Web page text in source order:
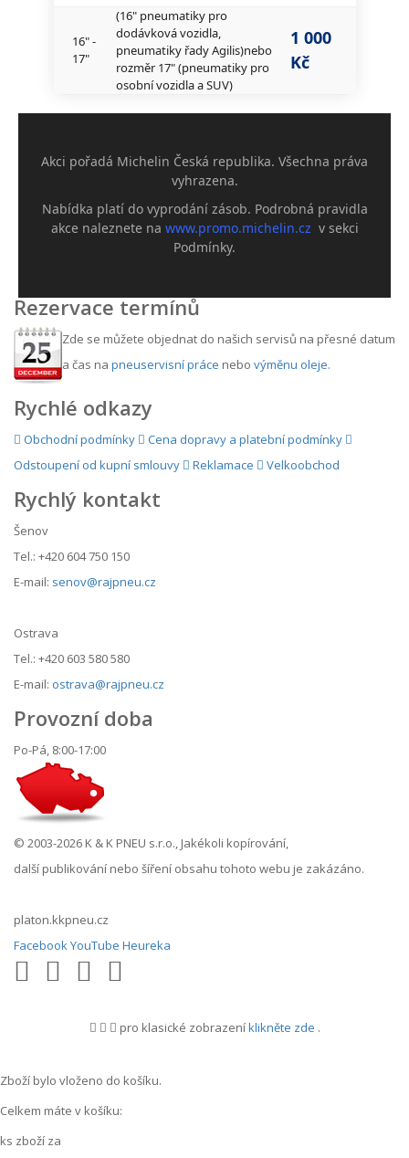
16" -
17"
(16" pneumatiky pro
dodávková vozidla,
pneumatiky řady Agilis)nebo
rozměr 17" (pneumatiky pro
osobní vozidla a SUV)
1 000
Kč
Akci pořadá Michelin Česká republika. Všechna práva
vyhrazena.
Nabídka platí do vyprodání zásob. Podrobná pravidla
akce naleznete na www.promo.michelin.cz v sekci
Podmínky.
Rezervace termínů
Zde se můžete objednat do našich servisů na přesné datum
a čas na pneuservisní práce nebo výměnu oleje.
Rychlé odkazy
Obchodní podmínky
Cena dopravy a platební podmínky
Odstoupení od kupní smlouvy
Reklamace Velkoobchod
Rychlý kontakt
Šenov
Tel.: +420 604 750 150
E-mail: senov@rajpneu.cz
Ostrava
Tel.: +420 603 580 580
E-mail: ostrava@rajpneu.cz
Provozní doba
Po-Pá, 8:00-17:00
© 2003-2026 K & K PNEU s.r.o., Jakékoli kopírování,
další publikování nebo šíření obsahu tohoto webu je zakázáno.
platon.kkpneu.cz
FacebookYouTube Heureka
pro klasické zobrazeníklikněte zde .
Zboží bylo vloženo do košíku.
Celkem máte v košíku:
ks zboží za